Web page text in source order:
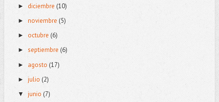
► diciembre (10)
► noviembre (5)
► octubre (6)
► septiembre (6)
► agosto (17)
► julio (2)
▼ junio (7)